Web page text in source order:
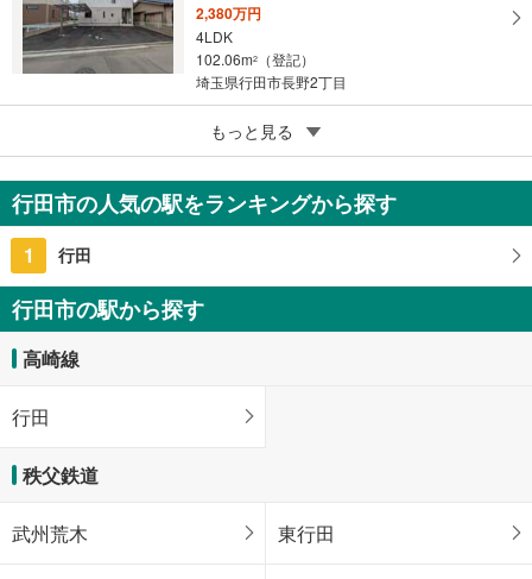
2,380万円
4LDK
102.06m2
（登記）
埼玉県行田市長野2丁目
行田市大字下須戸
799万円
6K
128.07m2
埼玉県行田市大字下須戸
もっと見る
行田市の人気の駅をランキングから探す
1 行田
行田市の駅から探す
高崎線
行田
秩父鉄道
武州荒木 東行田